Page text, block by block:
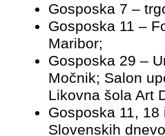
Gosposka 7 –
Gosposka 11 –
Maribor;
Gosposka 29 –
Močnik; Salon
Likovna šola Art
Gosposka 11,
Slovenskih